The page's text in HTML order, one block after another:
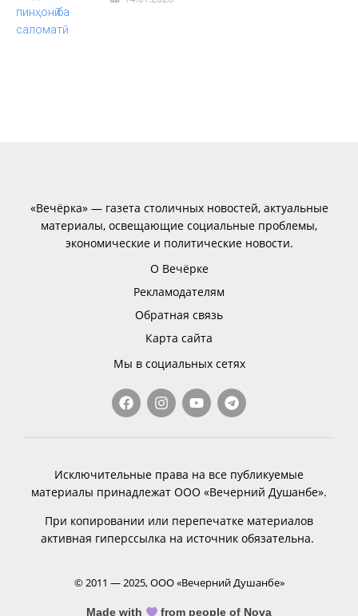
«Вечёрка» — газета столичных новостей, актуальные
материалы, освещающие социальные проблемы,
экономические и политические новости.
О Вечёрке
Рекламодателям
Обратная связь
Карта сайта
Мы в социальных сетях
Исключительные права на все публикуемые
материалы принадлежат ООО «Вечерний Душанбе».
При копировании или перепечатке материалов
активная гиперссылка на источник обязательна.
© 2011 — 2025, ООО «Вечерний Душанбе»
Made with from people of Nova